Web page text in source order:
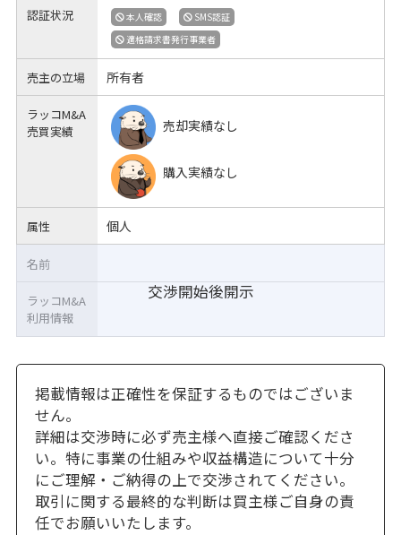
認証状況 本人確認
SMS認証
適格請求書発行事業者
売主の立場 所有者
ラッコM&A
売買実績
売却実績なし
購入実績なし
属性 個人
交渉開始後開示
名前
ラッコM&A
利用情報
掲載情報は正確性を保証するものではございま
せん。
詳細は交渉時に必ず売主様へ直接ご確認くださ
い。特に事業の仕組みや収益構造について十分
にご理解・ご納得の上で交渉されてください。
取引に関する最終的な判断は買主様ご自身の責
任でお願いいたします。